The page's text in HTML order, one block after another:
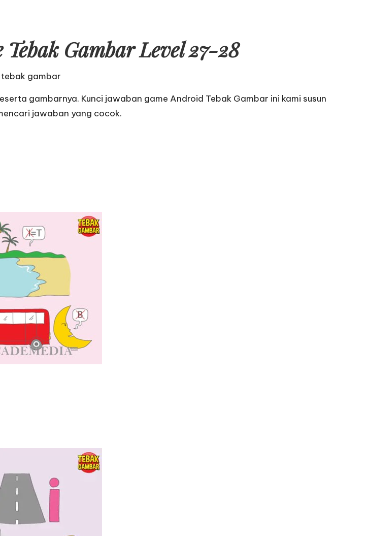
Gambar Level 27-28
gambar
gambarnya. Kunci jawaban game Android Tebak Gambar ini kami susun
jawaban yang cocok.